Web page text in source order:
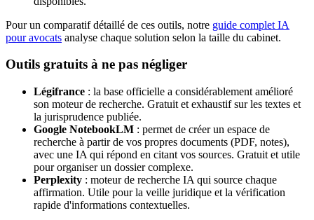
Pour un comparatif détaillé de ces outils, notre guide complet IA
pour avocats analyse chaque solution selon la taille du cabinet.
Outils gratuits à ne pas négliger
Légifrance : la base officielle a considérablement amélioré
son moteur de recherche. Gratuit et exhaustif sur les textes et
la jurisprudence publiée.
Google NotebookLM : permet de créer un espace de
recherche à partir de vos propres documents (PDF, notes),
avec une IA qui répond en citant vos sources. Gratuit et utile
pour organiser un dossier complexe.
Perplexity : moteur de recherche IA qui source chaque
affirmation. Utile pour la veille juridique et la vérification
rapide d'informations contextuelles.